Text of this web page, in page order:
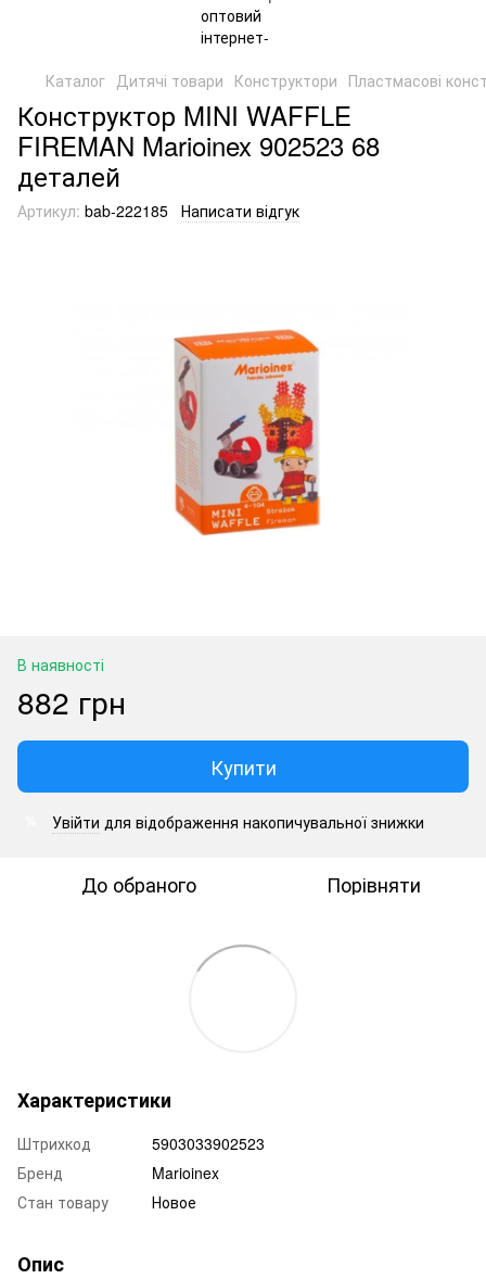
Каталог Дитячі товари Конструктори Пластмасові
Конструктор MINI WAFFLE
FIREMAN Marioinex 902523 68
деталей
Артикул: bab-222185 Написати відгук
В наявності
882 грн
Купити
Увійти для відображення накопичувальної знижки
До обраного Порівняти
Характеристики
Штрихкод
5903033902523
Бренд
Marioinex
Стан товару
Новое
Опис